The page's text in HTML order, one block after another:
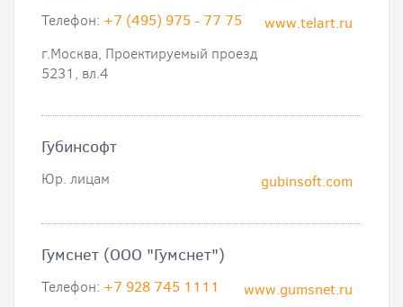
www.telart.ru
Телефон: +7 (495) 975 - 77 75
г.Москва, Проектируемый проезд
5231, вл.4
Губинсофт
gubinsoft.com
Юр. лицам
Гумснет (ООО "Гумснет")
www.gumsnet.ru
Телефон: +7 928 745 1111